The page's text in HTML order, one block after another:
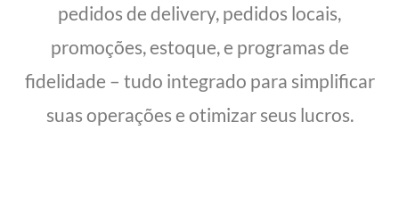
pedidos de delivery, pedidos locais,
promoções, estoque, e programas de
fidelidade – tudo integrado para simplificar
suas operações e otimizar seus lucros.